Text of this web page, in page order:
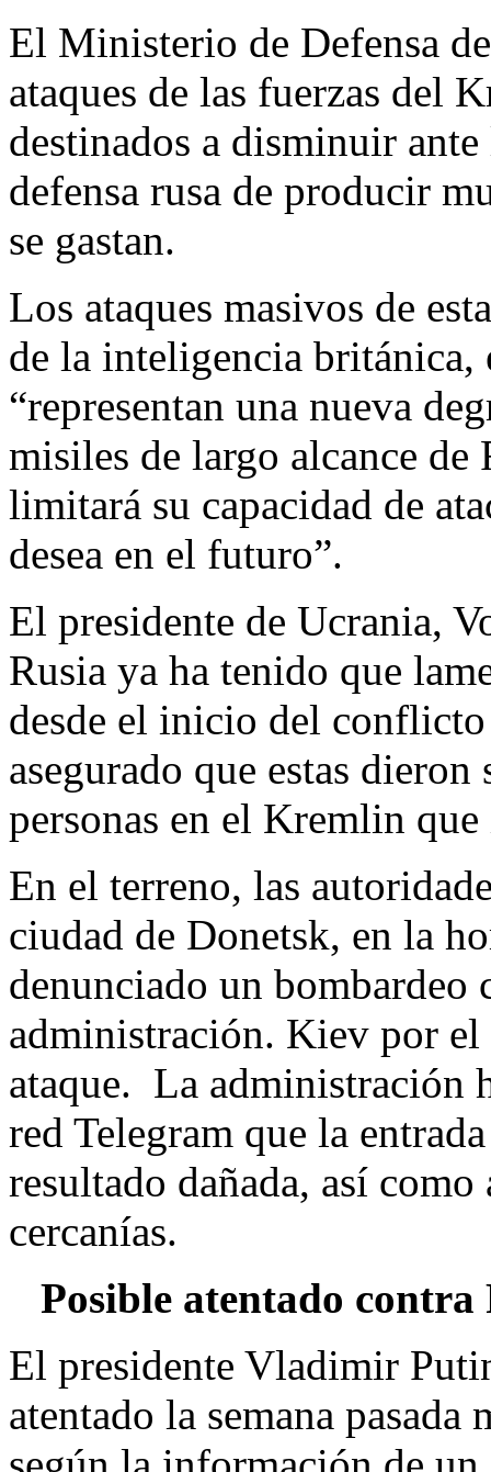
El Ministerio de Defensa
ataques de las fuerzas del
destinados a disminuir
defensa rusa de producir
se gastan.
Los ataques masivos de
de la inteligencia
“representan una nueva
misiles de largo alcance
limitará su capacidad de
desea en el futuro”.
El presidente de Ucrania,
Rusia ya ha tenido que
desde el inicio del
asegurado que estas
personas en el Kremlin
En el terreno, las
ciudad de Donetsk, en la
denunciado un
administración. Kiev por el
ataque. La administración
red Telegram que la
resultado dañada, así como
cercanías.
Posible atentado
El presidente Vladimir
atentado la semana